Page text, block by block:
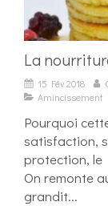
La
15 Fév 2018
Amincissement
Pourquoi
satisfaction,
protection, le
On remonte
grandit...